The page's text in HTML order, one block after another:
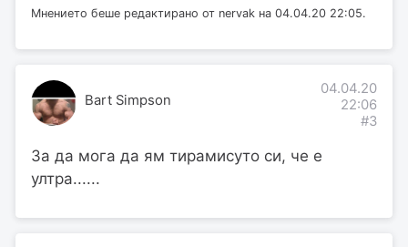
Мнението беше редактирано от nervak на 04.04.20 22:05.
Bart Simpson
04.04.20
22:06
#3
За да мога да ям тирамисуто си, че е
ултра......